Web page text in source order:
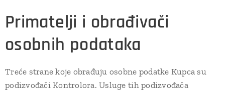
Primatelji i obrađivači
osobnih podataka
Treće strane koje obrađuju osobne podatke Kupca su
podizvođači Kontrolora. Usluge tih podizvođača